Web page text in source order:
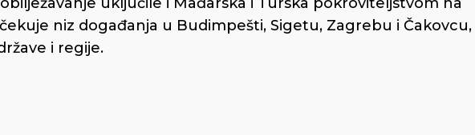
niz događanja u Budimpešti, Sigetu, Zagrebu i Čakovcu,
i regije.